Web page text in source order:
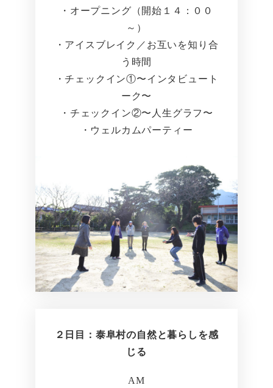
・オープニング（開始１４：００
～）
・アイスブレイク／お互いを知り合
う時間
・チェックイン①〜インタビュート
ーク〜
・チェックイン②〜人生グラフ〜
・ウェルカムパーティー
２日目：泰阜村の自然と暮らしを感
じる
AM